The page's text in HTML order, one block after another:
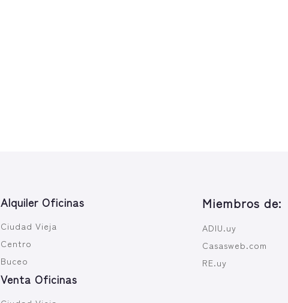
Alquiler Oficinas
Ciudad Vieja
Centro
Buceo
Venta Oficinas
Miembros de:
ADIU.uy
Casasweb.com
RE.uy